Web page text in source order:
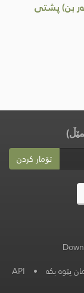
بن) پشتی
تۆمار کردن
پێوە بکە •
API